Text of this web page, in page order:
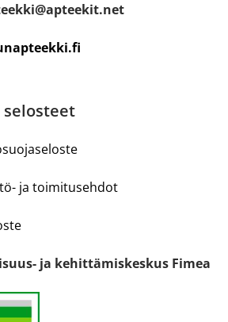
ja toimitusehdot
ja kehittämiskeskus Fimea